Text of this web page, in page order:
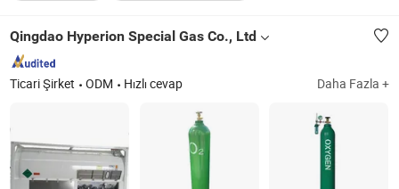
Qingdao Hyperion Special Gas Co., Ltd
Ticari Şirket ODM Hızlı cevap Daha Fazla +